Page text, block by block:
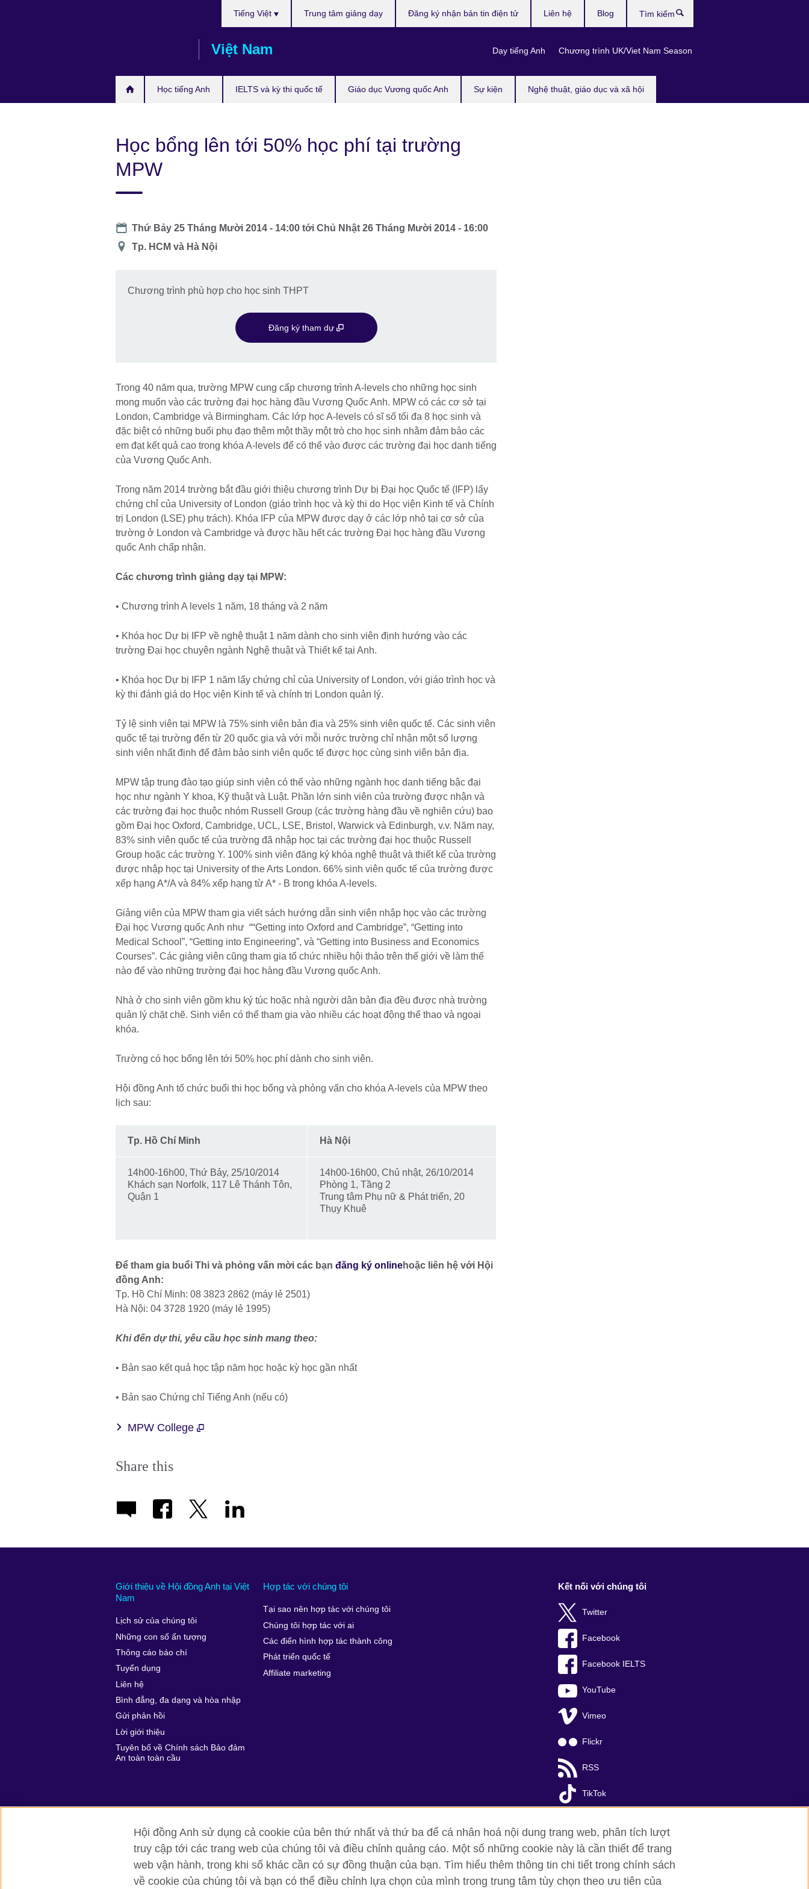
Việt Nam
Học tiếng Anh IELTS và kỳ thi quốc tế Giáo dục Vương quốc Anh Sự kiện Nghệ thuật, giáo dục và xã hội
Tiếng Việt
Dạy tiếng Anh Chương trình UK/Viet Nam Season
Trung tâm giảng dạy Đăng ký nhận bản tin điện tử Liên hệ Blog
kiếm
Học bổng lên tới 50% học phí tại trường
MPW
Date
Thứ Bảy 25 Tháng Mười 2014 - 14:00 tớiChủ Nhật 26 Tháng Mười 2014 - 16:00
Địa
Tp. HCM và Hà Nội
Chương trình phù hợp cho học sinh THPT
Đăng ký tham dự
Trong 40 năm qua, trường MPW cung cấp chương trình A-levels cho những học sinh
mong muốn vào các trường đại học hàng đầu Vương Quốc Anh. MPW có các cơ sở tại
London, Cambridge và Birmingham. Các lớp học A-levels có sĩ số tối đa 8 học sinh và
đặc biệt có những buổi phụ đạo thêm một thầy một trò cho học sinh nhằm đảm bảo các
em đạt kết quả cao trong khóa A-levels để có thể vào được các trường đại học danh tiếng
của Vương Quốc Anh.
Trong năm 2014 trường bắt đầu giới thiệu chương trình Dự bị Đại học Quốc tế (IFP) lấy
chứng chỉ của University of London (giáo trình học và kỳ thi do Học viện Kinh tế và Chính
trị London (LSE) phụ trách). Khóa IFP của MPW được dạy ở các lớp nhỏ tại cơ sở của
trường ở London và Cambridge và được hầu hết các trường Đại học hàng đầu Vương
quốc Anh chấp nhận.
Các chương trình giảng dạy tại MPW:
• Chương trình A levels 1 năm, 18 tháng và 2 năm
• Khóa học Dự bị IFP về nghệ thuật 1 năm dành cho sinh viên định hướng vào các
trường Đại học chuyên ngành Nghệ thuật và Thiết kế tại Anh.
• Khóa học Dự bị IFP 1 năm lấy chứng chỉ của University of London, với giáo trình học và
kỳ thi đánh giá do Học viện Kinh tế và chính trị London quản lý.
Tỷ lệ sinh viên tại MPW là 75% sinh viên bản địa và 25% sinh viên quốc tế. Các sinh viên
quốc tế tại trường đến từ 20 quốc gia và với mỗi nước trường chỉ nhận một số lượng
sinh viên nhất định để đảm bảo sinh viên quốc tế được học cùng sinh viên bản địa.
MPW tập trung đào tạo giúp sinh viên có thể vào những ngành học danh tiếng bậc đại
học như ngành Y khoa, Kỹ thuật và Luật. Phần lớn sinh viên của trường được nhận và
các trường đại học thuộc nhóm Russell Group (các trường hàng đầu về nghiên cứu) bao
gồm Đại học Oxford, Cambridge, UCL, LSE, Bristol, Warwick và Edinburgh, v.v. Năm nay,
83% sinh viên quốc tế của trường đã nhập học tại các trường đại học thuộc Russell
Group hoặc các trường Y. 100% sinh viên đăng ký khóa nghệ thuật và thiết kế của trường
được nhập học tại University of the Arts London. 66% sinh viên quốc tế của trường được
xếp hạng A*/A và 84% xếp hạng từ A* - B trong khóa A-levels.
Giảng viên của MPW tham gia viết sách hướng dẫn sinh viên nhập học vào các trường
Đại học Vương quốc Anh như ““Getting into Oxford and Cambridge”, “Getting into
Medical School”, “Getting into Engineering”, và “Getting into Business and Economics
Courses”. Các giảng viên cũng tham gia tổ chức nhiều hội thảo trên thế giới về làm thế
nào để vào những trường đại học hàng đầu Vương quốc Anh.
Nhà ở cho sinh viên gồm khu ký túc hoặc nhà người dân bản địa đều được nhà trường
quản lý chặt chẽ. Sinh viên có thể tham gia vào nhiều các hoạt động thể thao và ngoại
khóa.
Trường có học bổng lên tới 50% học phí dành cho sinh viên.
Hội đồng Anh tổ chức buổi thi học bổng và phỏng vấn cho khóa A-levels của MPW theo
lịch sau:
Tp. Hồ Chí Minh Hà Nội
14h00-16h00, Thứ Bảy, 25/10/2014
Khách sạn Norfolk, 117 Lê Thánh Tôn,
Quận 1
14h00-16h00, Chủ nhật, 26/10/2014
Phòng 1, Tầng 2
Trung tâm Phụ nữ & Phát triển, 20
Thụy Khuê
Để tham gia buổi Thi và phỏng vấn mời các bạn đăng ký onlinehoặc liên hệ với Hội
đồng Anh:
Tp. Hồ Chí Minh: 08 3823 2862 (máy lẻ 2501)
Hà Nội: 04 3728 1920 (máy lẻ 1995)
Khi đến dự thi, yêu cầu học sinh mang theo:
• Bản sao kết quả học tập năm học hoặc kỳ học gần nhất
• Bản sao Chứng chỉ Tiếng Anh (nếu có)
MPW College
Share this
Giới thiệu về Hội đồng Anh tại Việt
Nam
Lịch sử của chúng tôi
Những con số ấn tượng
Thông cáo báo chí
Tuyển dụng
Liên hệ
Bình đẳng, đa dạng và hòa nhập
Gửi phản hồi
Lời giới thiệu
Tuyên bố về Chính sách Bảo đảm
An toàn toàn cầu
Hợp tác với chúng tôi
Tại sao nên hợp tác với chúng tôi
Chúng tôi hợp tác với ai
Các điển hình hợp tác thành công
Phát triển quốc tế
Affiliate marketing
Kết nối với chúng tôi
Twitter
Facebook
Facebook IELTS
YouTube
Vimeo
Flickr
RSS
TikTok
Hội đồng Anh toàn cầu Bảo mật thông tin và quy định sử dụng Cookie Sơ đồ trang
© 2026 British Council
Hội đồng Anh sử dụng cả cookie của bên thứ nhất và thứ ba để cá nhân hoá nội dung trang web, phân tích lượt
truy cập tới các trang web của chúng tôi và điều chỉnh quảng cáo. Một số những cookie này là cần thiết để trang
web vận hành, trong khi số khác cần có sự đồng thuận của bạn. Tìm hiểu thêm thông tin chi tiết trong chính sách
về cookie của chúng tôi và bạn có thể điều chỉnh lựa chọn của mình trong trung tâm tùy chọn theo ưu tiên của